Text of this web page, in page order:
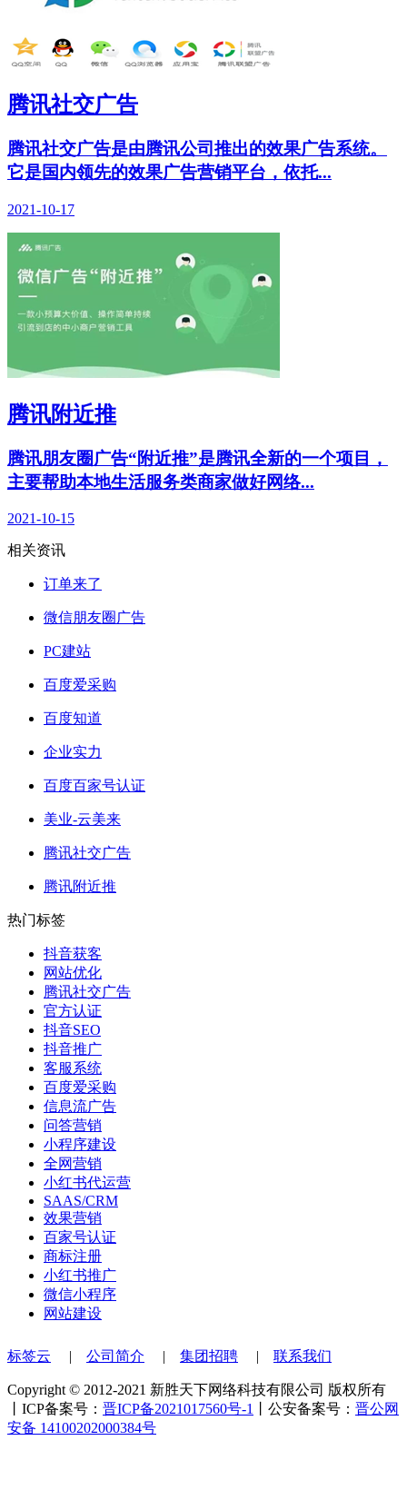
腾讯社交广告
腾讯社交广告是由腾讯公司推出的效果广告系统。
它是国内领先的效果广告营销平台，依托...
2021-10-17
腾讯附近推
腾讯朋友圈广告“附近推”是腾讯全新的一个项目，
主要帮助本地生活服务类商家做好网络...
2021-10-15
相关资讯
订单来了
微信朋友圈广告
PC建站
百度爱采购
百度知道
企业实力
百度百家号认证
美业-云美来
腾讯社交广告
腾讯附近推
热门标签
抖音获客
网站优化
腾讯社交广告
官方认证
抖音SEO
抖音推广
客服系统
百度爱采购
信息流广告
问答营销
小程序建设
全网营销
小红书代运营
SAAS/CRM
效果营销
百家号认证
商标注册
小红书推广
微信小程序
网站建设
标签云 公司简介 集团招聘 联系我们
Copyright © 2012-2021 新胜天下网络科技有限公司 版权所有
丨ICP备案号： 晋ICP备2021017560号-1 丨公安备案号： 晋公网
安备 14100202000384号